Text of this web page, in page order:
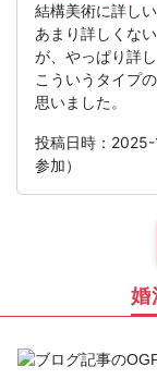
結構美術に詳し
あまり詳しくな
が、やっぱり詳
こういうタイプ
思いました。
投稿日時：2025-
参加）
婚